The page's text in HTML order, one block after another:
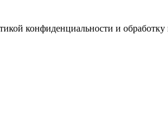
конфиденциальности и